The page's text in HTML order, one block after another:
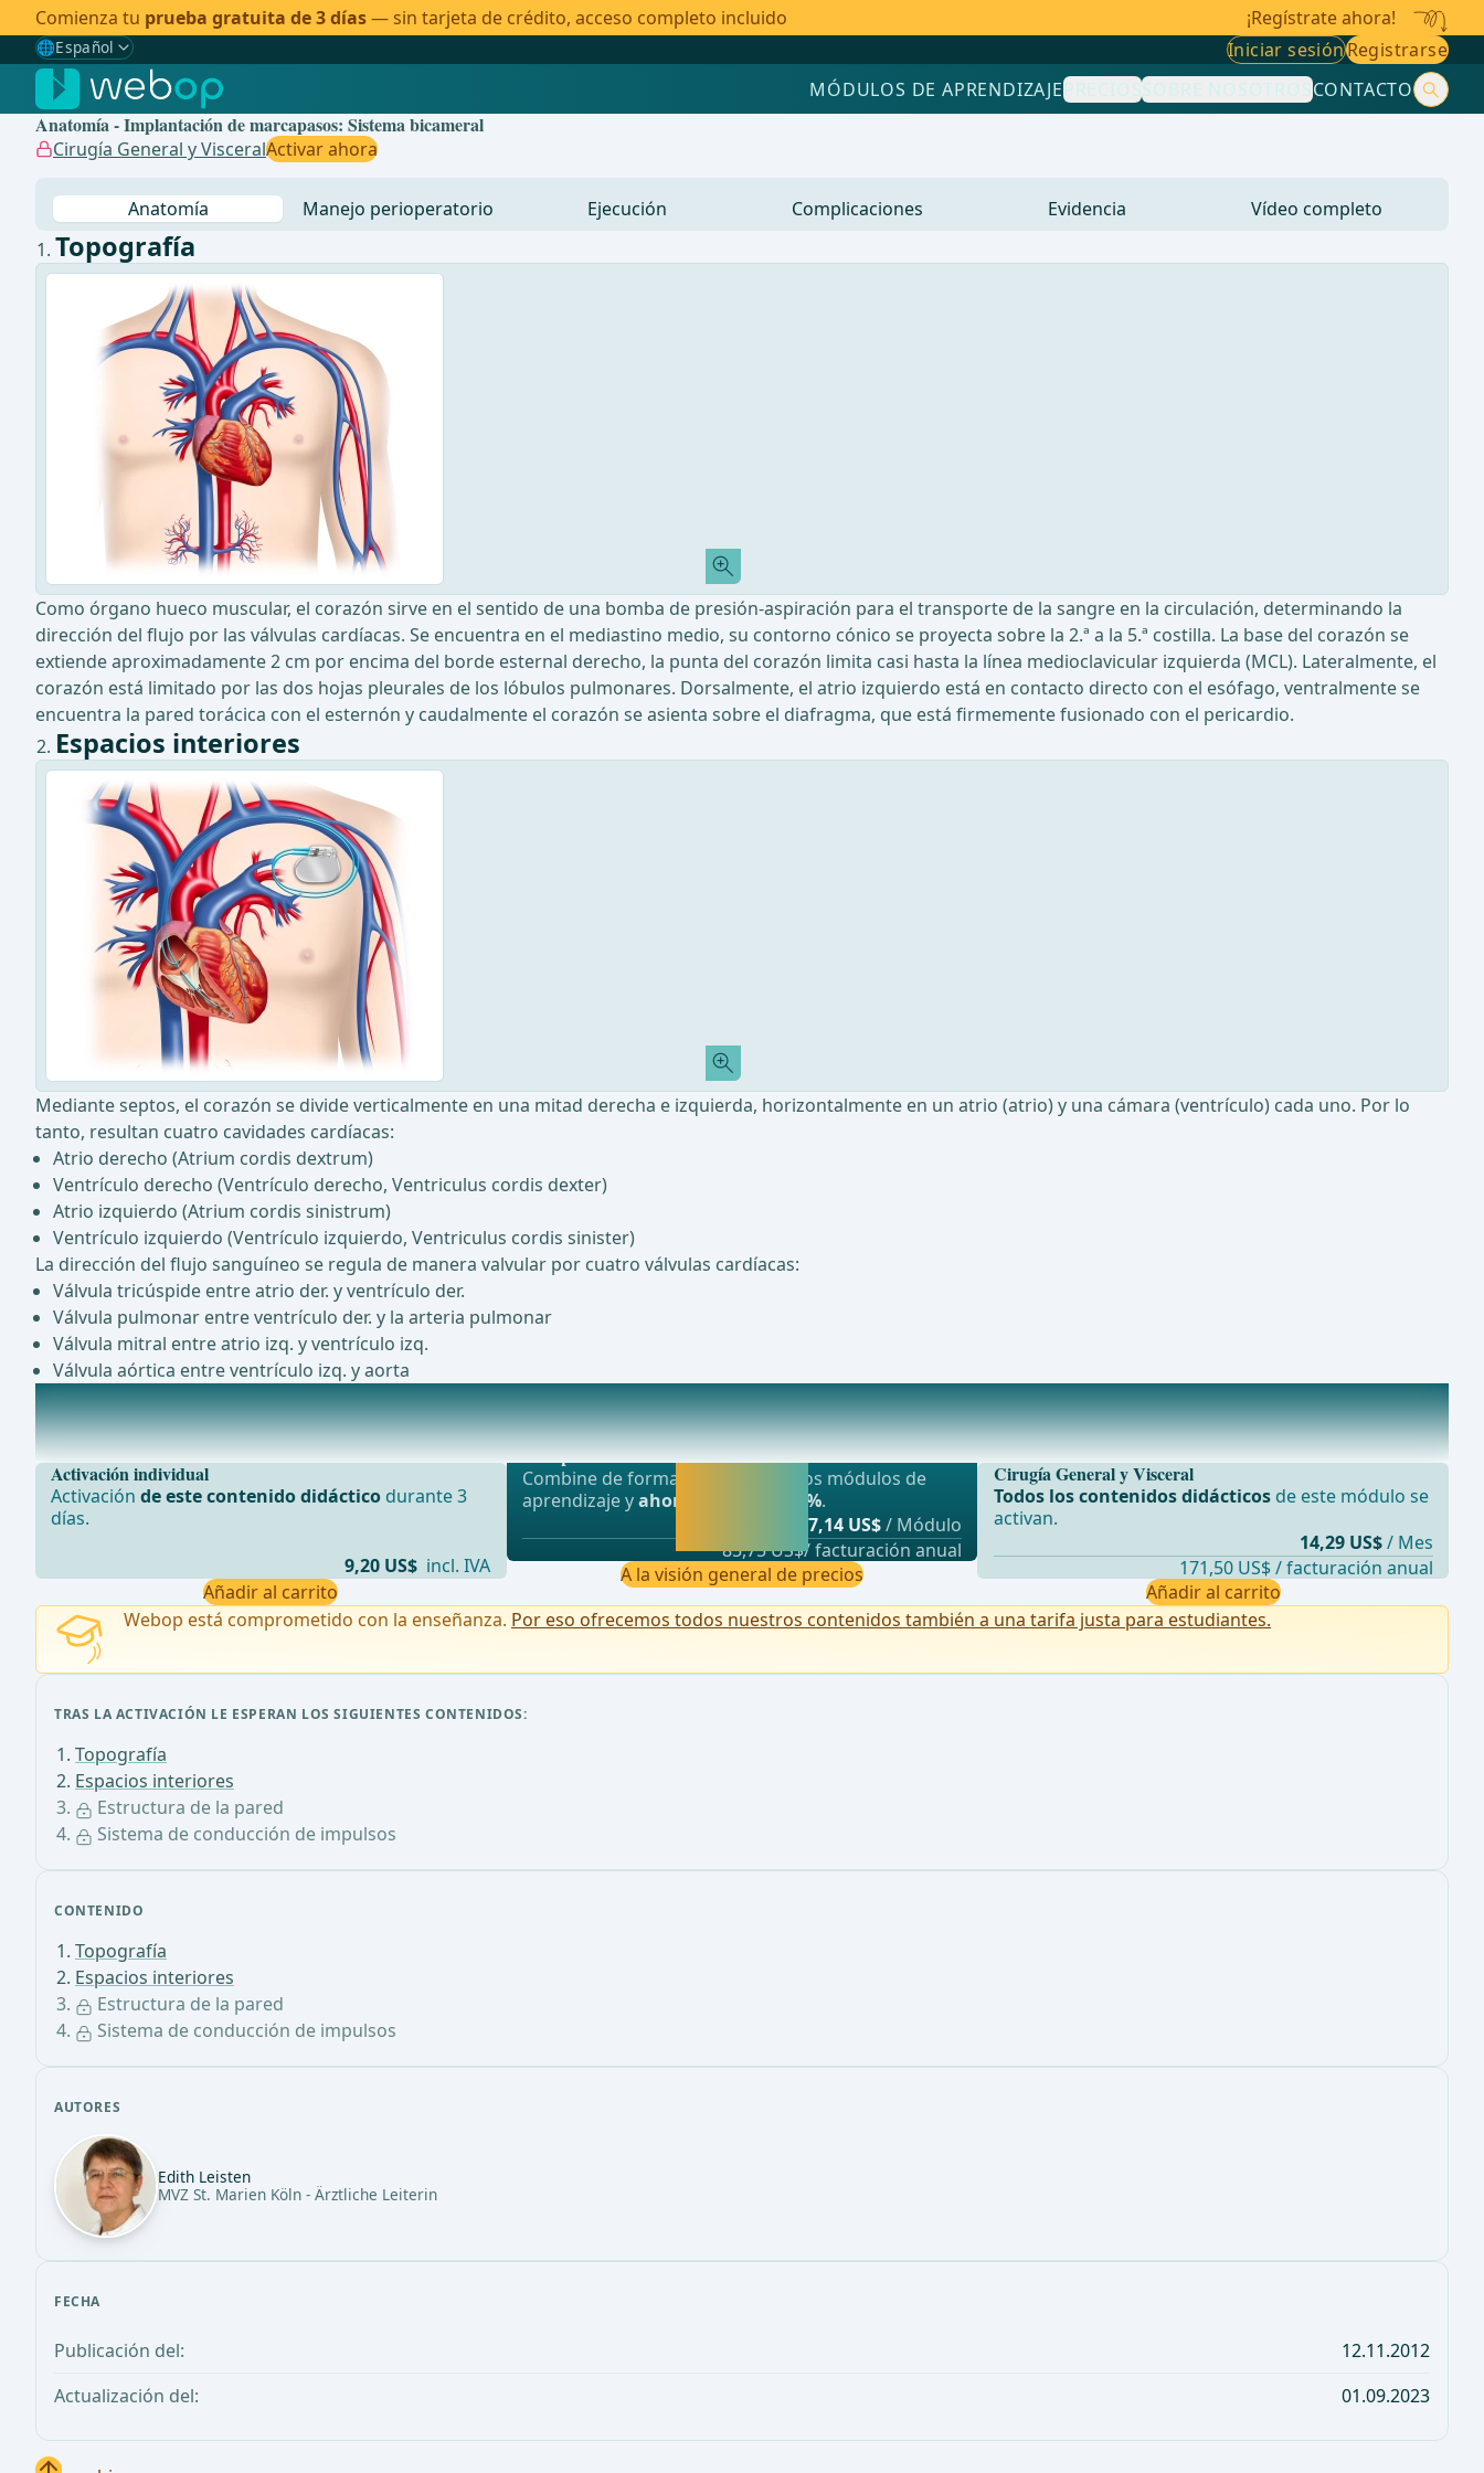
Comienza tu prueba gratuita de 3 días— sin tarjeta de crédito, acceso completo incluido ¡Regístrate ahora!
🌐Español
Gewählte Sprache: Español
🇩🇪 Alemán
🇬🇧Inglés
Iniciar sesiónRegistrarse
MÓDULOS DE APRENDIZAJEPRECIOSSOBRE NOSOTROSCONTACTO
Anatomía - Implantación de marcapasos: Sistema bicameral
Cirugía General y VisceralActivar ahora
Anatomía Manejo perioperatorio Ejecución Complicaciones Evidencia Vídeo completo
CONTENIDO
Topografía
Espacios interiores
Estructura de la pared
Sistema de conducción de impulsos
AUTORES
Edith Leisten
MVZ St. Marien Köln - Ärztliche Leiterin
FECHA
Publicación del:
12.11.2012
Actualización del:
01.09.2023
Topografía
Como órgano hueco muscular, el corazón sirve en el sentido de una bomba de presión-aspiración para el transporte de la sangre en la circulación, determinando la
dirección del flujo por las válvulas cardíacas. Se encuentra en el mediastino medio, su contorno cónico se proyecta sobre la 2.ª a la 5.ª costilla. La base del corazón se
extiende aproximadamente 2 cm por encima del borde esternal derecho, la punta del corazón limita casi hasta la línea medioclavicular izquierda (MCL). Lateralmente, el
corazón está limitado por las dos hojas pleurales de los lóbulos pulmonares. Dorsalmente, el atrio izquierdo está en contacto directo con el esófago, ventralmente se
encuentra la pared torácica con el esternón y caudalmente el corazón se asienta sobre el diafragma, que está firmemente fusionado con el pericardio.
Espacios interiores
Mediante septos, el corazón se divide verticalmente en una mitad derecha e izquierda, horizontalmente en un atrio (atrio) y una cámara (ventrículo) cada uno. Por lo
tanto, resultan cuatro cavidades cardíacas:
Atrio derecho (Atrium cordis dextrum)
Ventrículo derecho (Ventrículo derecho, Ventriculus cordis dexter)
Atrio izquierdo (Atrium cordis sinistrum)
Ventrículo izquierdo (Ventrículo izquierdo, Ventriculus cordis sinister)
La dirección del flujo sanguíneo se regula de manera valvular por cuatro válvulas cardíacas:
Válvula tricúspide entre atrio der. y ventrículo der.
Válvula pulmonar entre ventrículo der. y la arteria pulmonar
Válvula mitral entre atrio izq. y ventrículo izq.
Válvula aórtica entre ventrículo izq. y aorta
Estructura de la pared
Endocardiocubre toda la superficie interna del coraz&#xF3;nlas v&#xE1;lvulas card&#xED;acas son ext
Activación individual
Activaciónde este contenido didáctico durante 3
días.
9,20 US$ incl. IVA
Añadir al carrito
Oferta más popular
webop - Ahorro flexible
Combine de forma flexible nuestros módulos de
aprendizaje yahorre hasta un 50%.
7,14 US$/ Módulo
85,75 US$/ facturación anual
A la visión general de precios
Cirugía General y Visceral
Todos los contenidos didácticosde este módulo se
activan.
14,29 US$ / Mes
171,50 US$ / facturación anual
Añadir al carrito
Webop está comprometido con la enseñanza. Por eso ofrecemos todos nuestros contenidos también a una tarifa justa para estudiantes.
TRAS LA ACTIVACIÓN LE ESPERAN LOS SIGUIENTES CONTENIDOS:
Topografía
Espacios interiores
Estructura de la pared
Sistema de conducción de impulsos